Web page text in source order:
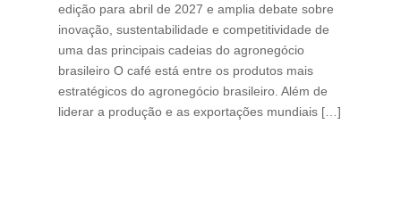
edição para abril de 2027 e amplia debate sobre
inovação, sustentabilidade e competitividade de
uma das principais cadeias do agronegócio
brasileiro O café está entre os produtos mais
estratégicos do agronegócio brasileiro. Além de
liderar a produção e as exportações mundiais […]